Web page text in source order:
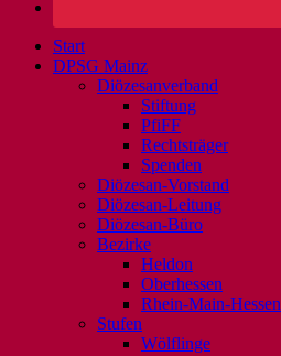
Start
DPSG Mainz
Diözesanverband
Stiftung
PfiFF
Rechtsträger
Spenden
Diözesan-Vorstand
Diözesan-Leitung
Diözesan-Büro
Bezirke
Heldon
Oberhessen
Rhein-Main-Hessen
Stufen
Wölflinge